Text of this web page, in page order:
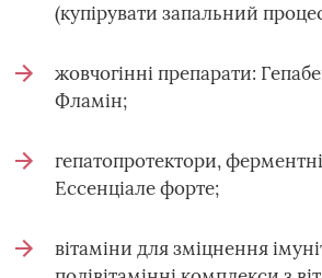
(купірувати запальний
жовчогінні препарати:
Фламін;
гепатопротектори,
Ессенціале форте;
вітаміни для зміцнення